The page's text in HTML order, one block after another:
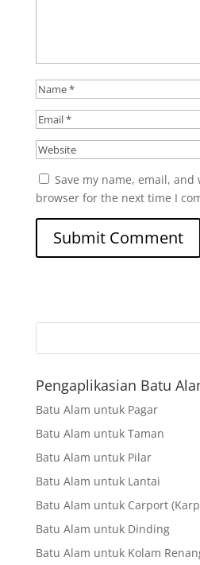
Save my name, email,
browser for the next time I
Pengaplikasian Batu
Batu Alam untuk Pagar
Batu Alam untuk Taman
Batu Alam untuk Pilar
Batu Alam untuk Lantai
Batu Alam untuk Carport
Batu Alam untuk Dinding
Batu Alam untuk Kolam